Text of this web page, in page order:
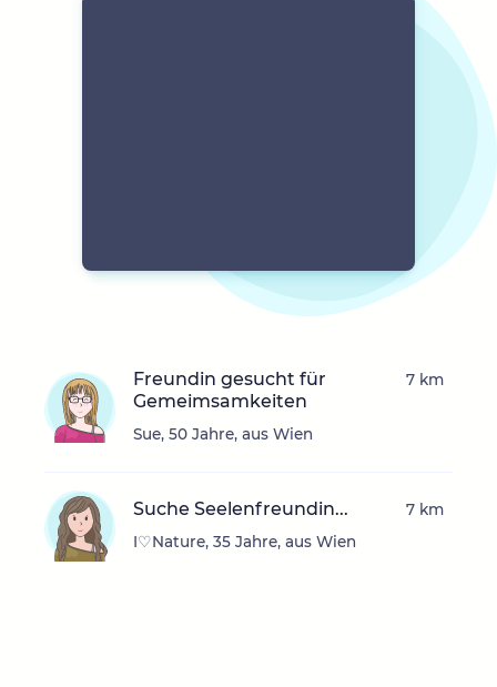
Freundin gesucht für
Gemeimsamkeiten
Sue, 50 Jahre, aus Wien
7 km
Suche Seelenfreundin...
I♡Nature, 35 Jahre, aus Wien
7 km